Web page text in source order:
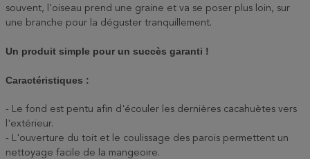
souvent, l'oiseau prend une graine et va se poser plus loin, sur
une branche pour la déguster tranquillement.
Un produit simple pour un succès garanti !
Caractéristiques :
- Le fond est pentu afin d'écouler les dernières cacahuètes vers
l'extérieur.
- L'ouverture du toit et le coulissage des parois permettent un
nettoyage facile de la mangeoire.